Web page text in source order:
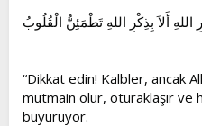
أَلاَ بِذِكْرِ اللهِ تَطْمَئِنُّ الْقُلُوبُ
“Dikkat edin! Kalbler, ancak
mutmain olur, oturaklaşır ve
buyuruyor.